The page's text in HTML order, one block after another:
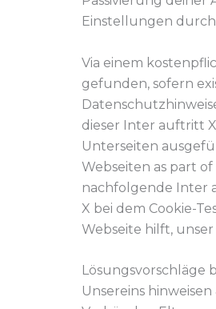
Einstellungen
Via einem
gefunden, sofern
dieser Inter auftritt
Unterseiten
Webseiten as part
nachfolgende Inter
X bei dem Cookie-
Webseite hilft,
Lösungsvorschläge
Unsereins